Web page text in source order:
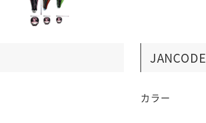
JANCODE
カラー